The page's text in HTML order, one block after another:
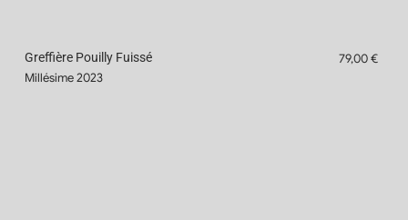
Greffière Pouilly Fuissé
Millésime 2023
79,00 €